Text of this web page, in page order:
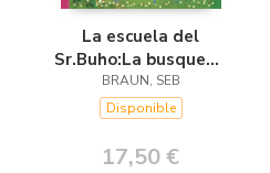
La escuela del
Sr.Buho:La busqueda
del tesoro
BRAUN, SEB
Disponible
17,50 €